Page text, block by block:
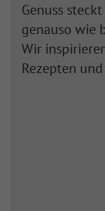
Genuss
genauso wie
Wir
Rezepten